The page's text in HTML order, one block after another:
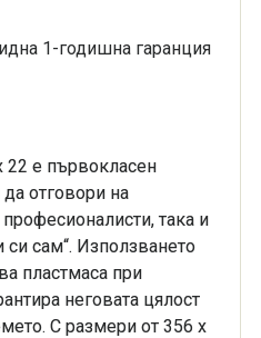
1-годишна гаранция
22 е първокласен
отговори на
така и
си сам“. Използването
пластмаса при
неговата цялост
С размери от 356 x